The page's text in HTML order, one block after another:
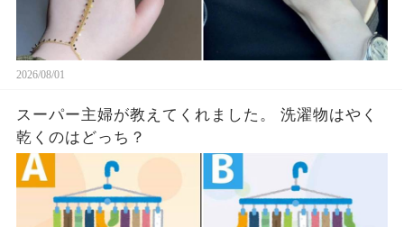
2026/08/01
スーパー主婦が教えてくれました。 洗濯物はやく
乾くのはどっち？